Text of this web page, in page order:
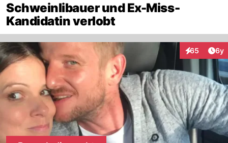
Schweinlibauer und Ex-Miss-
Kandidatin verlobt
65
Interaktionen
6y